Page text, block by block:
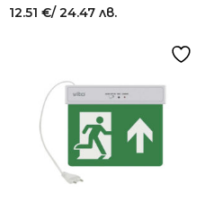
12.51 €/ 24.47 лв.